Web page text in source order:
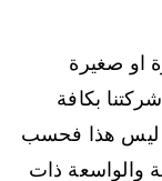
او صغيرة
بكافة
ليس هذا فحسب
والواسعة ذات